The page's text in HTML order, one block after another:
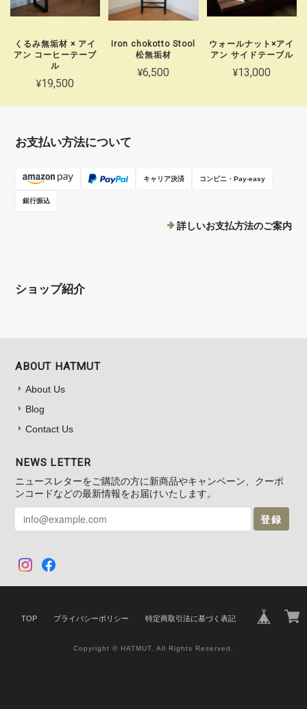
くるみ無垢材 × アイ
アン コーヒーテーブ
ル
¥19,500
Iron chokotto Stool
松無垢材
¥6,500
ウォールナット×アイ
アン サイドテーブル
¥13,000
お支払い方法について
キャリア決済 コンビニ・Pay-easy
銀行振込
詳しいお支払方法のご案内
ショップ紹介
ABOUT HATMUT
About Us
Blog
Contact Us
NEWS LETTER
ニュースレターをご購読の方に新商品やキャンペーン、クーポ
ンコードなどの最新情報をお届けいたします。
登録
TOP プライバシーポリシー 特定商取引法に基づく表記
Copyright © HATMUT. All Rights Reserved.